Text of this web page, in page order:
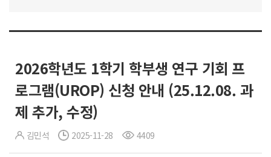
2026학년도 1학기 학부생 연구 기회 프
로그램(UROP) 신청 안내 (25.12.08. 과
제 추가, 수정)
김민석 2025-11-28 4409